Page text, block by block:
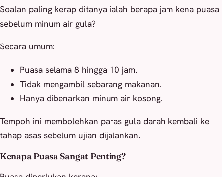
Soalan paling kerap ditanya ialah berapa jam kena puasa
sebelum minum air gula?
Secara umum:
Puasa selama 8 hingga 10 jam.
Tidak mengambil sebarang makanan.
Hanya dibenarkan minum air kosong.
Tempoh ini membolehkan paras gula darah kembali ke
tahap asas sebelum ujian dijalankan.
Kenapa Puasa Sangat Penting?